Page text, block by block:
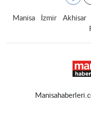
Manisa İzmir Akhisar